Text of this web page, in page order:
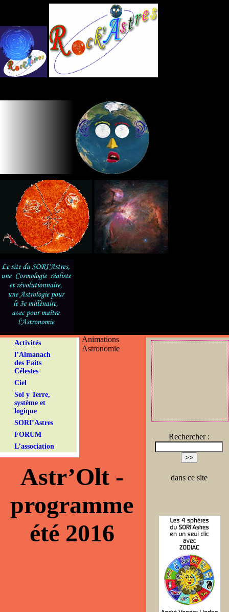
Activités
l’Almanach
des Faits
Célestes
Ciel
Sol y Terre,
système et
logique
SORI’Astres
FORUM
L’association
Rechercher :
dans ce site
Animations
Astronomie
Astr’Olt -
programme
été 2016
Panneau de gestion des cookies